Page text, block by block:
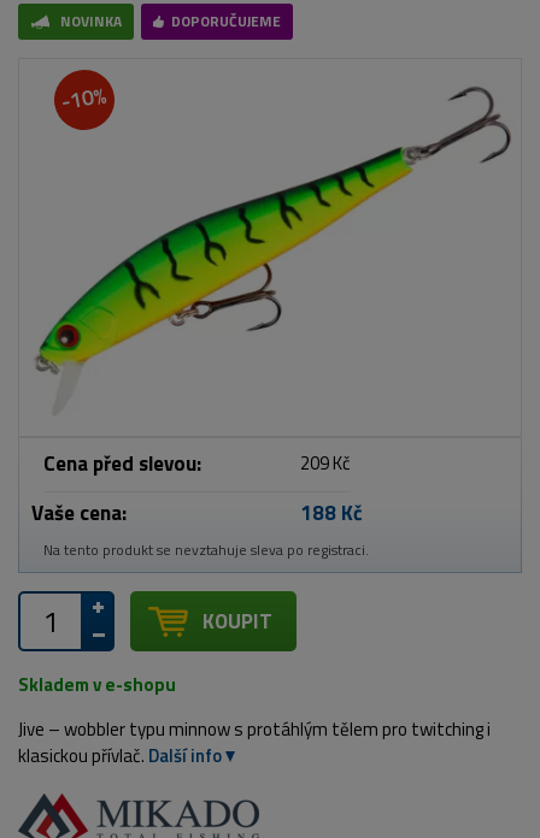
NOVINKA DOPORUČUJEME
-10%
Cena před slevou: 209 Kč
Vaše cena: 188 Kč
Na tento produkt se nevztahuje sleva po registraci.
KOUPIT
Skladem v e-shopu
Jive – wobbler typu minnow s protáhlým tělem pro twitching i
klasickou přívlač. Další info